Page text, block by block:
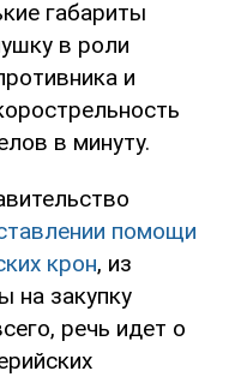
габариты
в роли
и
в минуту.
помощи
крон, из
на закупку
речь идет о